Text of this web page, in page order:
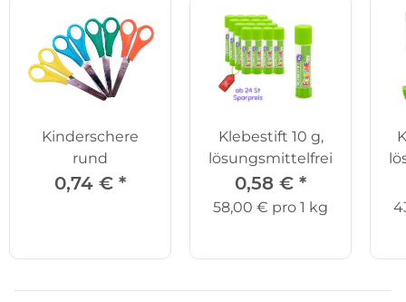
Kinderschere
rund
0,74 € *
Klebestift 10 g,
lösungsmittelfrei
0,58 € *
58,00 € pro 1 kg